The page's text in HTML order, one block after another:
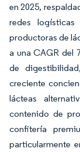
en 2025,
redes logísticas
productoras de
a una CAGR del
de
creciente
lácteas
contenido de
confitería
particularmente